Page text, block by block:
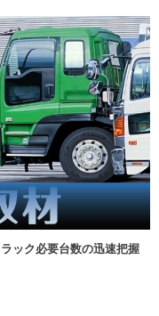
ック必要台数の迅速把握